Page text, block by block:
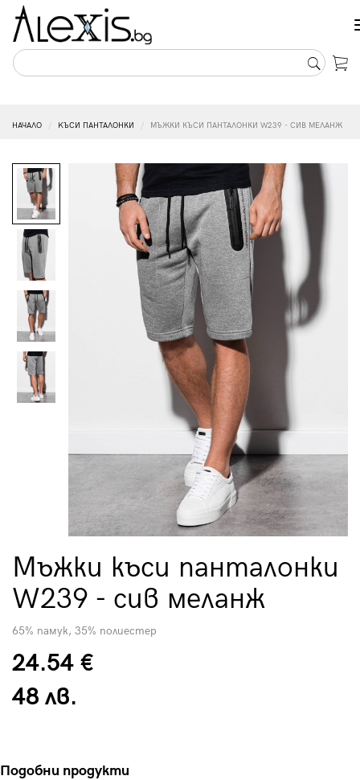
НАЧАЛО KЪСИ ПАНТАЛОНКИ МЪЖКИ КЪСИ ПАНТАЛОНКИ W239 - СИВ МЕЛАНЖ
Мъжки къси панталонки
W239 - сив меланж
65% памук, 35% полиестер
24.54 €
48 лв.
Подобни продукти